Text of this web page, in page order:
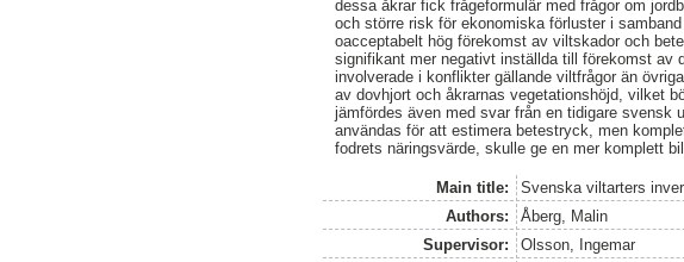
dessa åkrar fick frågeformulär med frågor om
och större risk för ekonomiska förluster i
oacceptabelt hög förekomst av viltskador och
signifikant mer negativt inställda till förekomst av
involverade i konflikter gällande viltfrågor än
av dovhjort och åkrarnas vegetationshöjd, vilket
jämfördes även med svar från en tidigare svensk
användas för att estimera betestryck, men
fodrets näringsvärde, skulle ge en mer komplett
Main title:
Svenska viltarters
Authors:
Åberg, Malin
Supervisor:
Olsson, Ingemar